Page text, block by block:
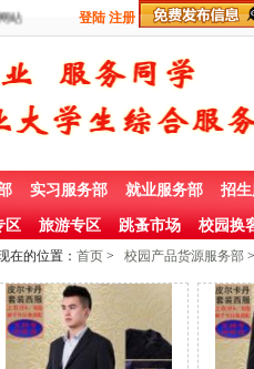
登陆 注册
实习服务部 就业服务部 招
区 旅游专区 跳蚤市场 校园换
在的位置： 首页 > 校园产品货源服务部